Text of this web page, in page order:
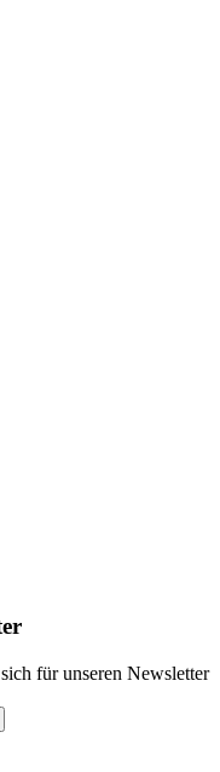
für unseren Newsletter